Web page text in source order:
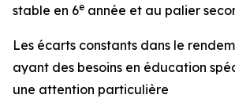
stable en 6e année et au palier
Les écarts constants dans le
ayant des besoins en éducation
une attention particulière